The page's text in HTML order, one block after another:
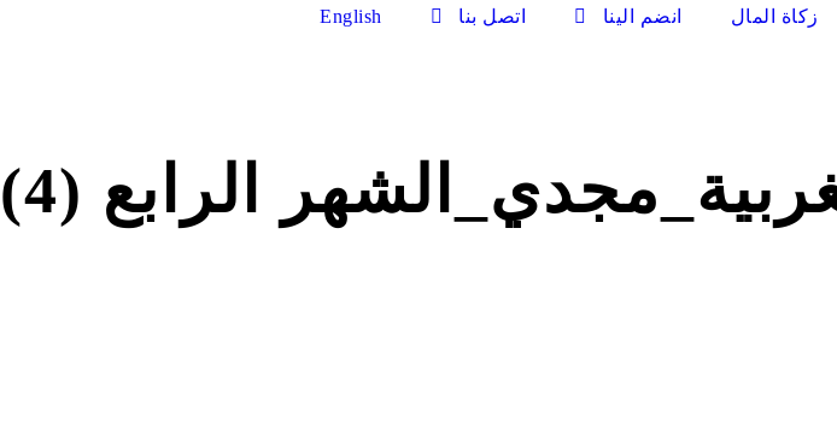
زكاة المال انضم الينا اتصل بنا English
الرابع (4)